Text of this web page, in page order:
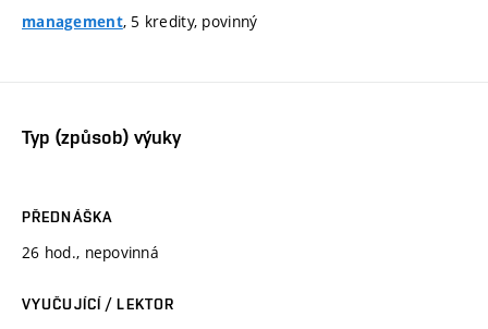
management, 5 kredity, povinný
Typ (způsob) výuky
PŘEDNÁŠKA
26 hod., nepovinná
VYUČUJÍCÍ / LEKTOR